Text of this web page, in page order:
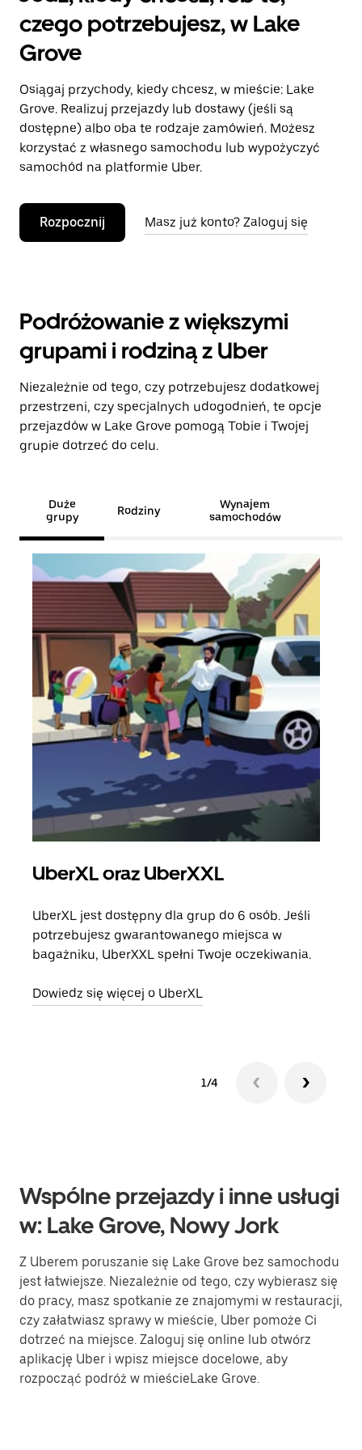
czego potrzebujesz, w Lake
Grove
Osiągaj przychody, kiedy chcesz, w mieście: Lake
Grove. Realizuj przejazdy lub dostawy (jeśli są
dostępne) albo oba te rodzaje zamówień. Możesz
korzystać z własnego samochodu lub wypożyczyć
samochód na platformie Uber.
Rozpocznij Masz już konto? Zaloguj się
Podróżowanie z większymi
grupami i rodziną z Uber
Niezależnie od tego, czy potrzebujesz dodatkowej
przestrzeni, czy specjalnych udogodnień, te opcje
przejazdów w Lake Grove pomogą Tobie i Twojej
grupie dotrzeć do celu.
Duże
grupy
Rodziny
Wynajem
samochodów
UberXL oraz UberXXL
UberXL jest dostępny dla grup do 6 osób. Jeśli
potrzebujesz gwarantowanego miejsca w
bagażniku, UberXXL spełni Twoje oczekiwania.
Dowiedz się więcej o UberXL
1/4
Wspólne przejazdy i inne usługi
w: Lake Grove, Nowy Jork
Z Uberem poruszanie się Lake Grove bez samochodu
jest łatwiejsze. Niezależnie od tego, czy wybierasz się
do pracy, masz spotkanie ze znajomymi w restauracji,
czy załatwiasz sprawy w mieście, Uber pomoże Ci
dotrzeć na miejsce. Zaloguj się online lub otwórz
aplikację Uber i wpisz miejsce docelowe, aby
rozpocząć podróż w mieścieLake Grove.